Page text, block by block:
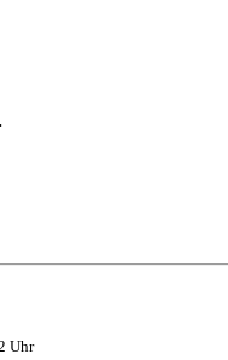
Uhr